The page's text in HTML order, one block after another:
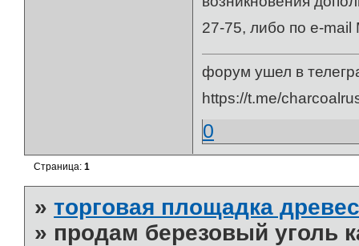
27-75, либо по e-
форум ушел в
https://t.me/
0
Страница:1
»торговая площадка
» продам березовый уголь